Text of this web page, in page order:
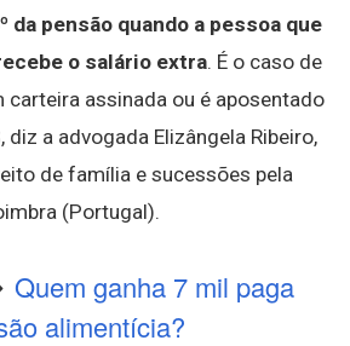
da pensão quando a pessoa que
o salário extra. É o caso de
carteira assinada ou é aposentado
diz a advogada Elizângela Ribeiro,
de família e sucessões pela
(Portugal).
Quem ganha 7 mil paga
alimentícia?